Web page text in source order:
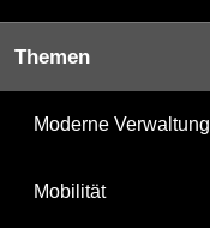
Themen
Moderne Verwaltung
Mobilität